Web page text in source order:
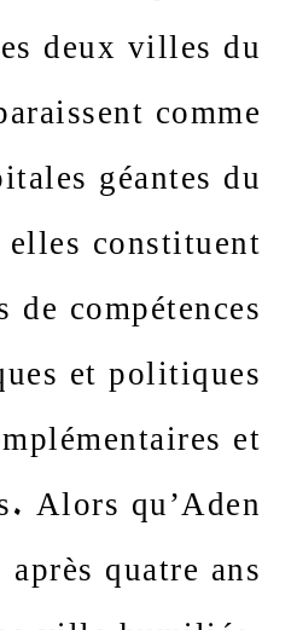
deux villes du
comme
géantes du
constituent
compétences
et politiques
et
Alors qu’Aden
quatre ans